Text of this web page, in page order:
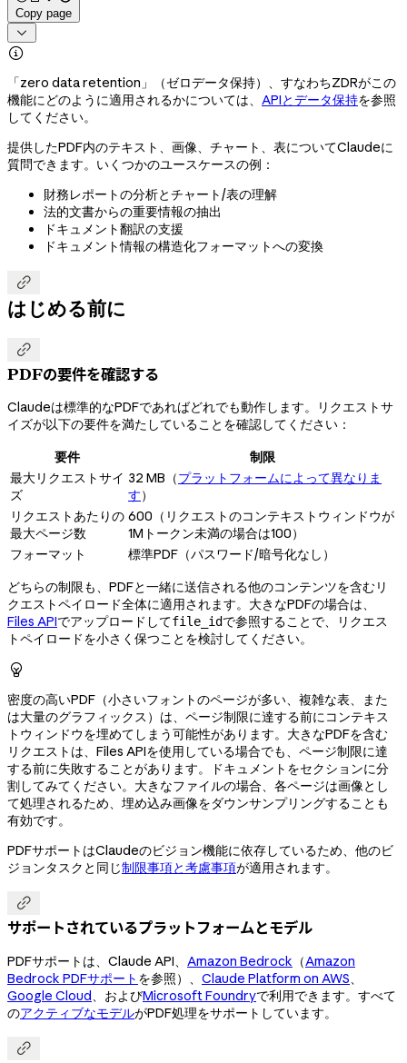
Copy page


「zero data retention」（ゼロデータ保持）、すなわちZDRがこの
機能にどのように適用されるかについては、 APIとデータ保持を参照
してください。
提供したPDF内のテキスト、画像、チャート、表についてClaudeに
質問できます。いくつかのユースケースの例：
財務レポートの分析とチャート/表の理解
法的文書からの重要情報の抽出
ドキュメント翻訳の支援
ドキュメント情報の構造化フォーマットへの変換

はじめる前に

PDFの要件を確認する
Claudeは標準的なPDFであればどれでも動作します。リクエストサ
イズが以下の要件を満たしていることを確認してください：
要件
制限
最大リクエストサイ
ズ
32 MB（プラットフォームによって異なりま
す）
リクエストあたりの
最大ページ数
600（リクエストのコンテキストウィンドウが
1Mトークン未満の場合は100）
フォーマット
標準PDF（パスワード/暗号化なし）
どちらの制限も、PDFと一緒に送信される他のコンテンツを含むリ
クエストペイロード全体に適用されます。大きなPDFの場合は、
Files APIでアップロードしてfile_idで参照することで、リクエス
トペイロードを小さく保つことを検討してください。

密度の高いPDF（小さいフォントのページが多い、複雑な表、また
は大量のグラフィックス）は、ページ制限に達する前にコンテキス
トウィンドウを埋めてしまう可能性があります。大きなPDFを含む
リクエストは、Files APIを使用している場合でも、ページ制限に達
する前に失敗することがあります。ドキュメントをセクションに分
割してみてください。大きなファイルの場合、各ページは画像とし
て処理されるため、埋め込み画像をダウンサンプリングすることも
有効です。
PDFサポートはClaudeのビジョン機能に依存しているため、他のビ
ジョンタスクと同じ制限事項と考慮事項が適用されます。

サポートされているプラットフォームとモデル
PDFサポートは、Claude API、 Amazon Bedrock （Amazon
Bedrock PDFサポート を参照）、 Claude Platform on AWS、
Google Cloud、およびMicrosoft Foundryで利用できます。すべて
のアクティブなモデルがPDF処理をサポートしています。
